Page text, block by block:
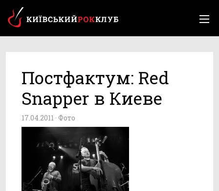
Постфактум: Red
Snapper в Киеве
17.04.2011 · Фото